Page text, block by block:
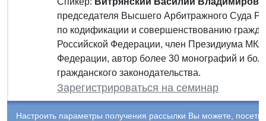
председателя Высшего Арбитражного Суда
по кодификации и совершенствованию
Российской Федерации, член Президиума
Федерации, автор более 30 монографий и
гражданского законодательства.
Зарегистрироваться на семинар
Настроить параметры получения рассылки Вы можете,